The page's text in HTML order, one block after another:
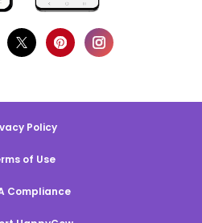
Policy
of Use
Compliance